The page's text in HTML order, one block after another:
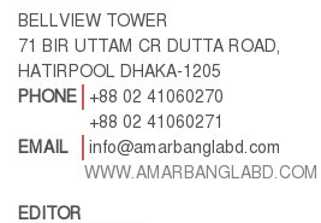
BELLVIEW TOWER
71 BIR UTTAM CR DUTTA ROAD,
HATIRPOOL DHAKA-1205
PHONE
+88 02 41060270
+88 02 41060271
EMAIL
info@amarbanglabd.com
WWW.AMARBANGLABD.COM
EDITOR